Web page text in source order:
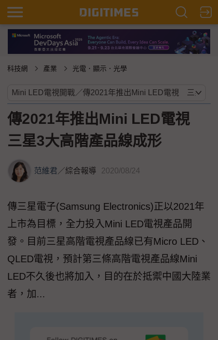
科技網 產業 光電．顯示．光學
傳2021年推出Mini LED電視
三星3大高階產品線成形
范維君／綜合報導 2020/08/24
傳三星電子(Samsung Electronics)正以2021年
上市為目標，全力投入Mini LED電視產品開
發。目前三星高階電視產品線已有Micro LED、
QLED電視，預計第三條高階電視產品線Mini
LED不久後也將加入，目的在於抵禦中國大陸業
者，加...